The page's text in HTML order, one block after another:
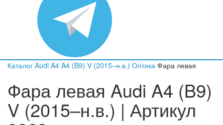
Каталог Audi A4 A4 (B9) V (2015–н.в.) Оптика Фара левая
Фара левая Audi A4 (B9)
V (2015–н.в.) | Артикул